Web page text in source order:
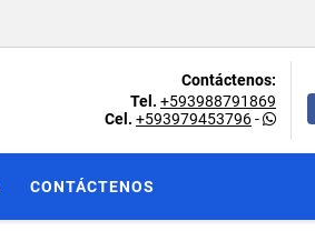
Contáctenos:
Tel. +593988791869
Cel. +593979453796-
CONTÁCTENOS